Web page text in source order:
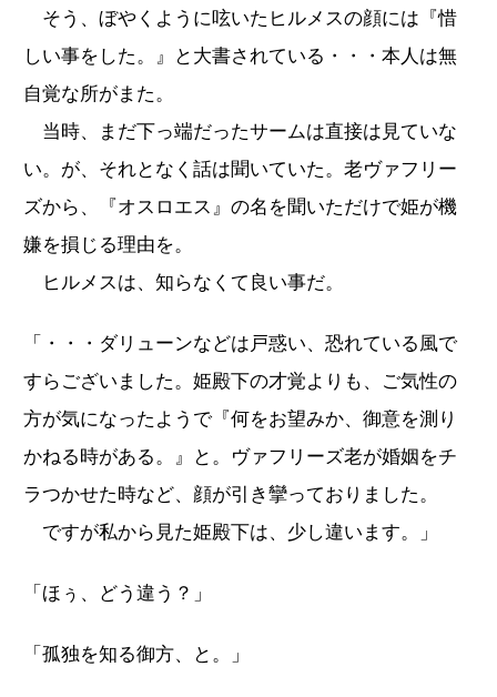
そう、ぼやくように呟いたヒルメスの顔には『惜
しい事をした。』と大書されている・・・本人は無
自覚な所がまた。
当時、まだ下っ端だったサームは直接は見ていな
い。が、それとなく話は聞いていた。老ヴァフリー
ズから、『オスロエス』の名を聞いただけで姫が機
嫌を損じる理由を。
ヒルメスは、知らなくて良い事だ。
「・・・ダリューンなどは戸惑い、恐れている風で
すらございました。姫殿下の才覚よりも、ご気性の
方が気になったようで『何をお望みか、御意を測り
かねる時がある。』と。ヴァフリーズ老が婚姻をチ
ラつかせた時など、顔が引き攣っておりました。
ですが私から見た姫殿下は、少し違います。」
「ほぅ、どう違う？」
「孤独を知る御方、と。」